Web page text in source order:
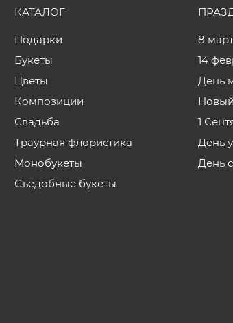
КАТАЛОГ
Подарки
Букеты
Цветы
Композиции
Свадьба
Траурная флористика
Монобукеты
Съедобные букеты
8
14
День
1
День
День